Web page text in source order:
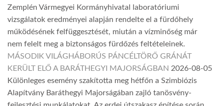
Zemplén Vármegyei Kormányhivatal laboratóriumi
vizsgálatok eredményei alapján rendelte el a fürdőhely
működésének felfüggesztését, miután a vízminőség már
nem felelt meg a biztonságos fürdőzés feltételeinek.
MÁSODIK VILÁGHÁBORÚS PÁNCÉLTÖRŐ GRÁNÁT
KERÜLT ELŐ A BARÁTHEGYI MAJORSÁGBAN 2026-08-05
Különleges esemény szakította meg hétfőn a Szimbiózis
Alapítvány Baráthegyi Majorságában zajló tanösvény-